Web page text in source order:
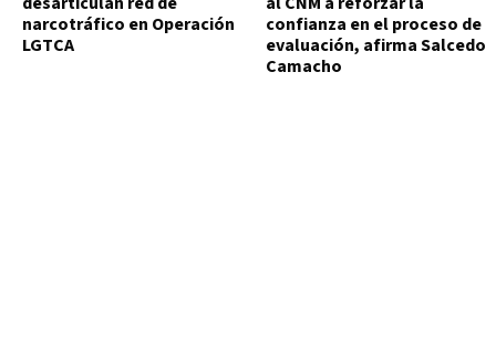
narcotráfico en Operación
LGTCA
confianza en el proceso de
evaluación, afirma Salcedo
Camacho